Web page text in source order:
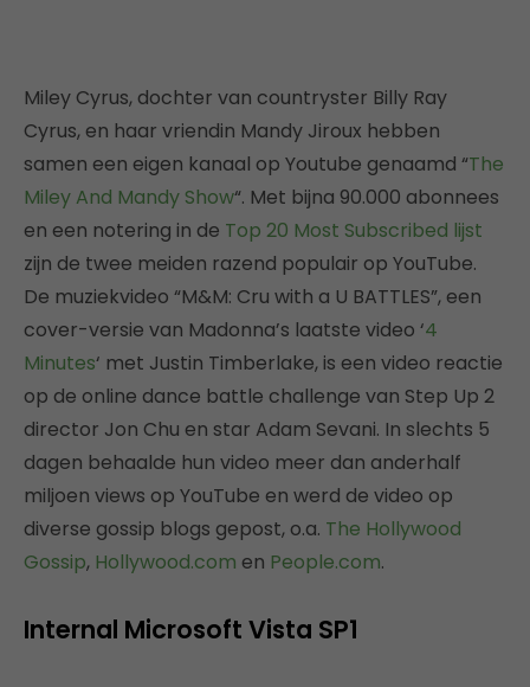
Miley Cyrus, dochter van countryster Billy Ray
Cyrus, en haar vriendin Mandy Jiroux hebben
samen een eigen kanaal op Youtube genaamd “The
Miley And Mandy Show“. Met bijna 90.000 abonnees
en een notering in de Top 20 Most Subscribed lijst
zijn de twee meiden razend populair op YouTube.
De muziekvideo “M&M: Cru with a U BATTLES”, een
cover-versie van Madonna’s laatste video ‘4
Minutes‘ met Justin Timberlake, is een video reactie
op de online dance battle challenge van Step Up 2
director Jon Chu en star Adam Sevani. In slechts 5
dagen behaalde hun video meer dan anderhalf
miljoen views op YouTube en werd de video op
diverse gossip blogs gepost, o.a. The Hollywood
Gossip, Hollywood.com en People.com.
Internal Microsoft Vista SP1